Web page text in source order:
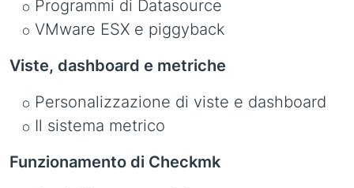
Programmi di Datasource
VMware ESX e piggyback
Viste, dashboard e metriche
Personalizzazione di viste e dashboard
Il sistema metrico
Funzionamento di Checkmk